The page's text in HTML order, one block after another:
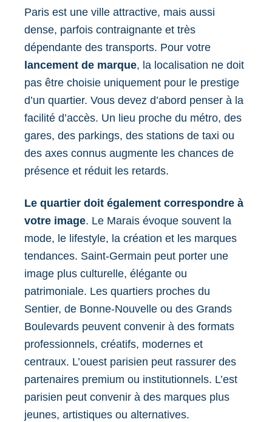
Paris est une ville attractive, mais aussi
dense, parfois contraignante et très
dépendante des transports. Pour votre
lancement de marque, la localisation ne doit
pas être choisie uniquement pour le prestige
d’un quartier. Vous devez d’abord penser à la
facilité d’accès. Un lieu proche du métro, des
gares, des parkings, des stations de taxi ou
des axes connus augmente les chances de
présence et réduit les retards.
Le quartier doit également correspondre à
votre image. Le Marais évoque souvent la
mode, le lifestyle, la création et les marques
tendances. Saint-Germain peut porter une
image plus culturelle, élégante ou
patrimoniale. Les quartiers proches du
Sentier, de Bonne-Nouvelle ou des Grands
Boulevards peuvent convenir à des formats
professionnels, créatifs, modernes et
centraux. L’ouest parisien peut rassurer des
partenaires premium ou institutionnels. L’est
parisien peut convenir à des marques plus
jeunes, artistiques ou alternatives.